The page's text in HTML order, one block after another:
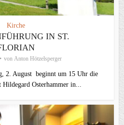
Kirche
IN ST.
von Anton Hötzelsperger
2. August beginnt um 15 Uhr die
Osterhammer in...